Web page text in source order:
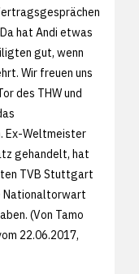
hat Andi etwas
gut, wenn
Wir freuen uns
des THW und
Ex-Weltmeister
gehandelt, hat
TVB Stuttgart
Nationaltorwart
(Von Tamo
22.06.2017,